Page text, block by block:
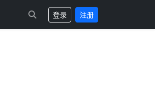
登录 注册